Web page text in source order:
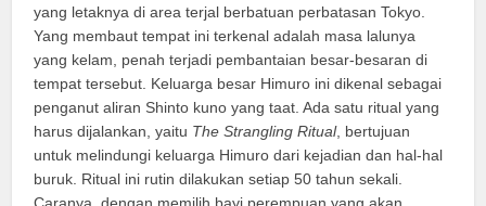
yang letaknya di area terjal berbatuan perbatasan Tokyo.
Yang membaut tempat ini terkenal adalah masa lalunya
yang kelam, penah terjadi pembantaian besar-besaran di
tempat tersebut. Keluarga besar Himuro ini dikenal sebagai
penganut aliran Shinto kuno yang taat. Ada satu ritual yang
harus dijalankan, yaitu The Strangling Ritual, bertujuan
untuk melindungi keluarga Himuro dari kejadian dan hal-hal
buruk. Ritual ini rutin dilakukan setiap 50 tahun sekali.
Caranya, dengan memilih bayi perempuan yang akan